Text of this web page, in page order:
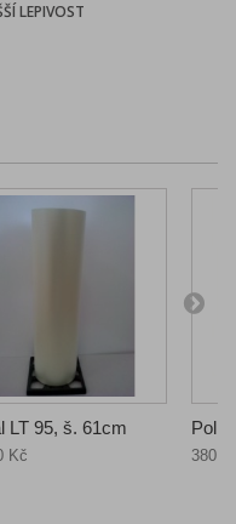
LEPIVOST
LT 95, š. 61cm
Kč
Poli-
380,0